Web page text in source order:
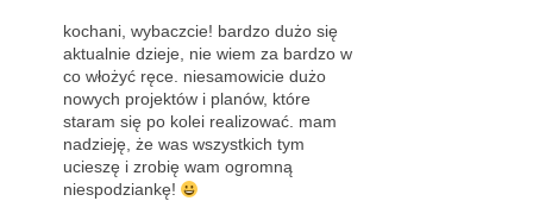
kochani, wybaczcie! bardzo dużo się
aktualnie dzieje, nie wiem za bardzo w
co włożyć ręce. niesamowicie dużo
nowych projektów i planów, które
staram się po kolei realizować. mam
nadzieję, że was wszystkich tym
ucieszę i zrobię wam ogromną
niespodziankę!